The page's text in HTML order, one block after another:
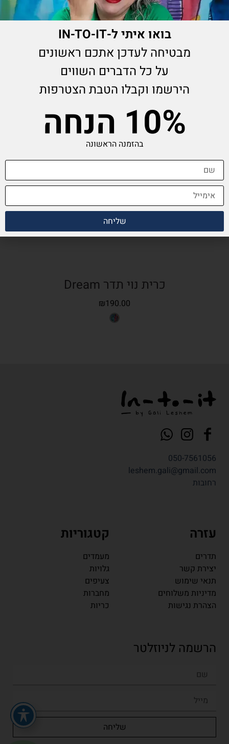
מוצרים נוספים שיעניינו אותך
כרית נוי תדר Dream
₪190.00
050-7561056
leshem.gali@gmail.com
רחובות
עזרה
תדרים
יצירת קשר
תנאי שימוש
מדיניות משלוחים
הצהרת נגישות
קטגוריות
מעמדים
גלויות
צעיפים
מחברות
כריות
הרשמה לניוזלטר
שליחה
בואו איתי ל-IN-TO-IT
מבטיחה לעדכן אתכם ראשונים
על כל הדברים השווים
הירשמו וקבלו הטבת הצטרפות
10% הנחהבהזמנה הראשונה
שליחה